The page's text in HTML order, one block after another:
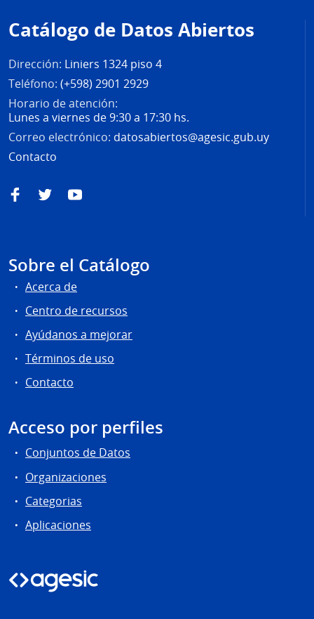
de
página
Catálogo de Datos Abiertos
Dirección: Liniers 1324 piso 4
Teléfono: (+598) 2901 2929
Horario de atención:
Lunes a viernes de 9:30 a 17:30 hs.
Correo electrónico: datosabiertos@agesic.gub.uy
Contacto
FacebookTwitterYouTube
Sobre el Catálogo
Acerca de
Centro de recursos
Ayúdanos a mejorar
Términos de uso
Contacto
Acceso por perfiles
Conjuntos de Datos
Organizaciones
Categorias
Aplicaciones